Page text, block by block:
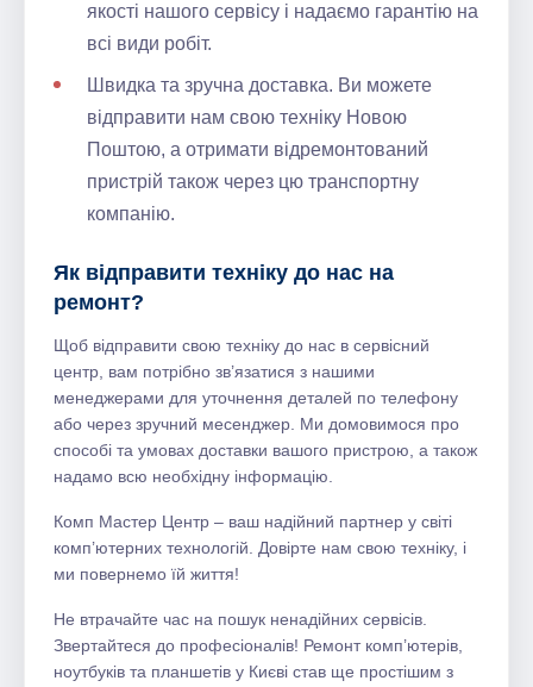
якості нашого сервісу і надаємо гарантію на
всі види робіт.
Швидка та зручна доставка. Ви можете
відправити нам свою техніку Новою
Поштою, а отримати відремонтований
пристрій також через цю транспортну
компанію.
Як відправити техніку до нас на
ремонт?
Щоб відправити свою техніку до нас в сервісний
центр, вам потрібно зв’язатися з нашими
менеджерами для уточнення деталей по телефону
або через зручний месенджер. Ми домовимося про
способі та умовах доставки вашого пристрою, а також
надамо всю необхідну інформацію.
Комп Мастер Центр – ваш надійний партнер у світі
комп’ютерних технологій. Довірте нам свою техніку, і
ми повернемо їй життя!
Не втрачайте час на пошук ненадійних сервісів.
Звертайтеся до професіоналів! Ремонт комп’ютерів,
ноутбуків та планшетів у Києві став ще простішим з